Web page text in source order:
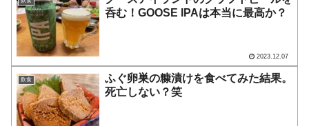
呑む！GOOSE IPAは本当に最高か？
2023.12.07
飲食
ふぐ卵巣の糠漬けを食べてみた結果。
死亡しない？笑